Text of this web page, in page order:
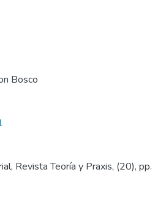
Bosco
Revista Teoría y Praxis, (20), pp.